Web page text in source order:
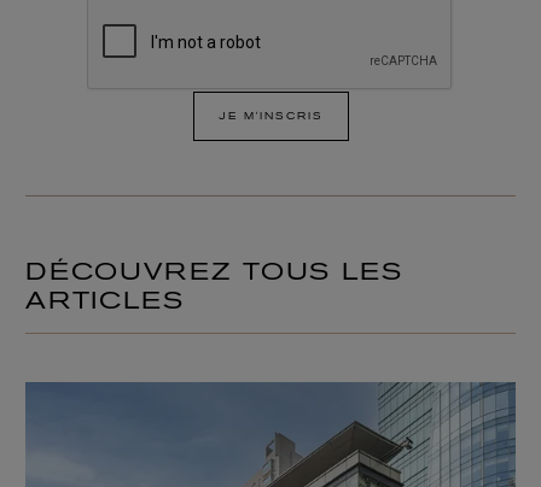
JE M'INSCRIS
DÉCOUVREZ TOUS LES
ARTICLES